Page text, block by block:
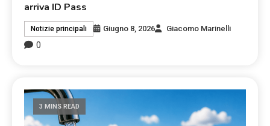
arriva ID Pass
Notizie principali Giugno 8, 2026 Giacomo Marinelli
0
3 MINS READ